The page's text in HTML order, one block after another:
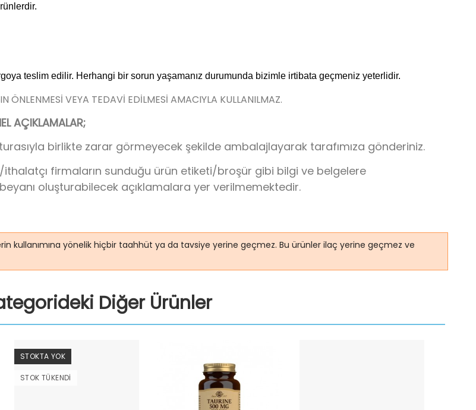
teslim edilir. Herhangi bir sorun yaşamanız durumunda bizimle irtibata geçmeniz yeterlidir.
ÖNLENMESİ VEYA TEDAVİ EDİLMESİ AMACIYLA KULLANILMAZ.
AÇIKLAMALAR;
birlikte zarar görmeyecek şekilde ambalajlayarak tarafımıza gönderiniz.
firmaların sunduğu ürün etiketi/broşür gibi bilgi ve belgelere
oluşturabilecek açıklamalara yer verilmemektedir.
kullanımına yönelik hiçbir taahhüt ya da tavsiye yerine geçmez. Bu ürünler ilaç yerine geçmez ve
Diğer Ürünler
STOKTA YOK
STOK TÜKENDI